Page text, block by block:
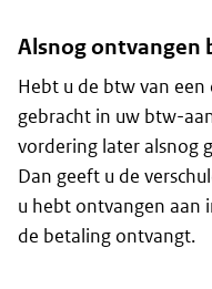
Alsnog ontvangen
Hebt u de btw van
gebracht in uw btw-
vordering later alsnog
Dan geeft u de
u hebt ontvangen aan
de betaling ontvangt.